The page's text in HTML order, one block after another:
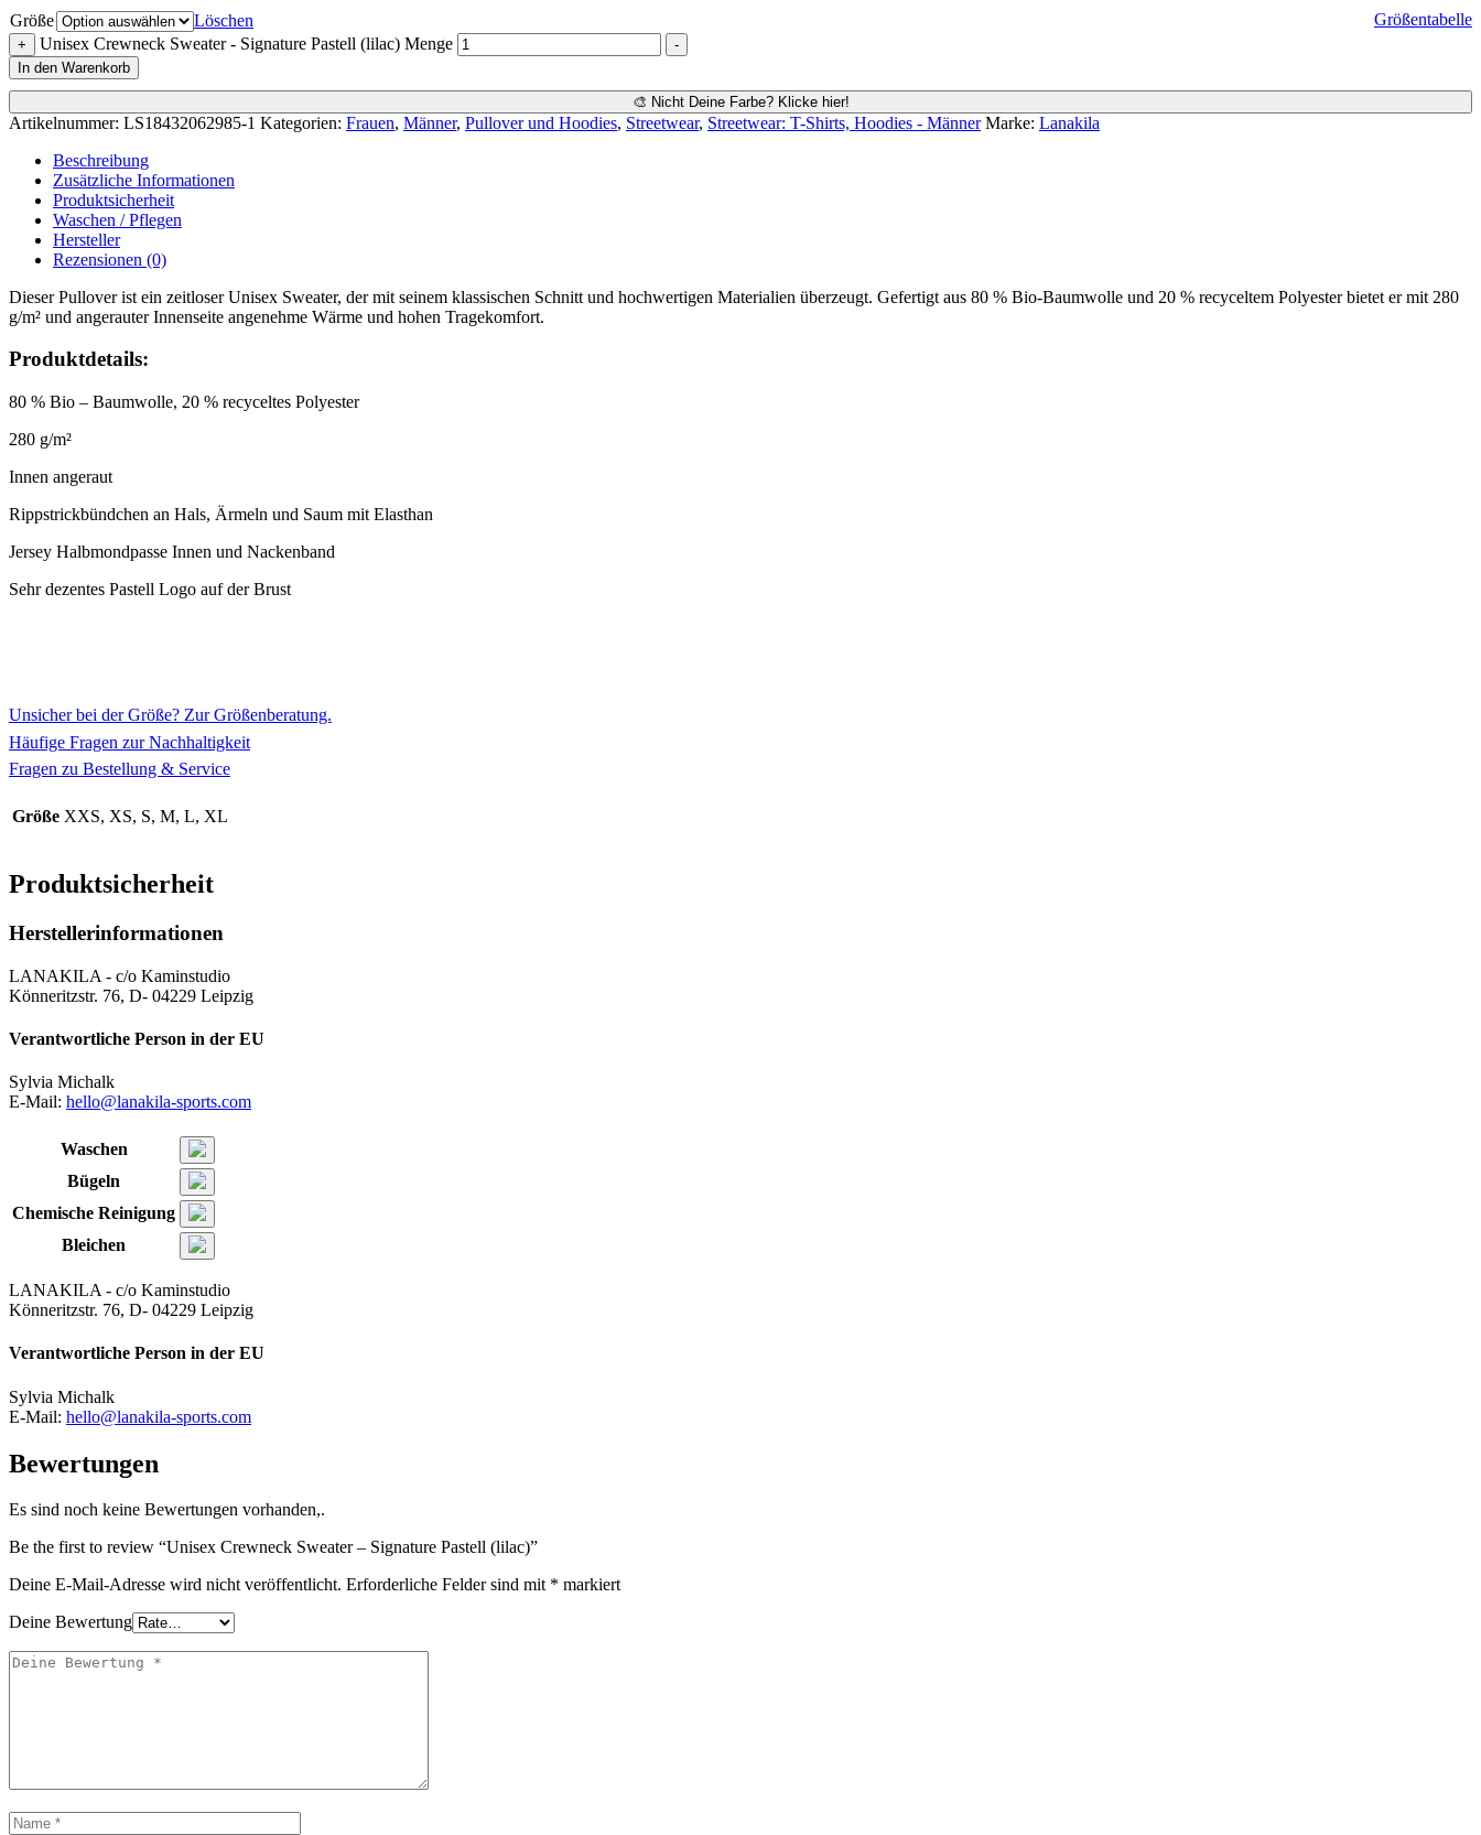
Größentabelle
Größe Löschen
+ Unisex Crewneck Sweater - Signature Pastell (lilac) Menge
-
In den Warenkorb
🎨 Nicht Deine Farbe? Klicke hier!
Artikelnummer: LS18432062985-1 Kategorien: Frauen, Männer, Pullover und Hoodies, Streetwear, Streetwear: T-Shirts, Hoodies - Männer Marke: Lanakila
Beschreibung
Zusätzliche Informationen
Produktsicherheit
Waschen / Pflegen
Hersteller
Rezensionen (0)
Dieser Pullover ist ein zeitloser Unisex Sweater, der mit seinem klassischen Schnitt und hochwertigen Materialien überzeugt. Gefertigt aus 80 % Bio-Baumwolle und 20 % recyceltem Polyester bietet er mit 280
g/m² und angerauter Innenseite angenehme Wärme und hohen Tragekomfort.
Produktdetails:
80 % Bio – Baumwolle, 20 % recyceltes Polyester
280 g/m²
Innen angeraut
Rippstrickbündchen an Hals, Ärmeln und Saum mit Elasthan
Jersey Halbmondpasse Innen und Nackenband
Sehr dezentes Pastell Logo auf der Brust
Unsicher bei der Größe? Zur Größenberatung.
Häufige Fragen zur Nachhaltigkeit
Fragen zu Bestellung & Service
Größe XXS, XS, S, M, L, XL
Produktsicherheit
Herstellerinformationen
LANAKILA - c/o Kaminstudio
Könneritzstr. 76, D- 04229 Leipzig
Verantwortliche Person in der EU
Sylvia Michalk
E-Mail: hello@lanakila-sports.com
Waschen
Bügeln
Chemische Reinigung
Bleichen
LANAKILA - c/o Kaminstudio
Könneritzstr. 76, D- 04229 Leipzig
Verantwortliche Person in der EU
Sylvia Michalk
E-Mail: hello@lanakila-sports.com
Bewertungen
Es sind noch keine Bewertungen vorhanden,.
Be the first to review “Unisex Crewneck Sweater – Signature Pastell (lilac)”
Deine E-Mail-Adresse wird nicht veröffentlicht. Erforderliche Felder sind mit * markiert
Deine Bewertung